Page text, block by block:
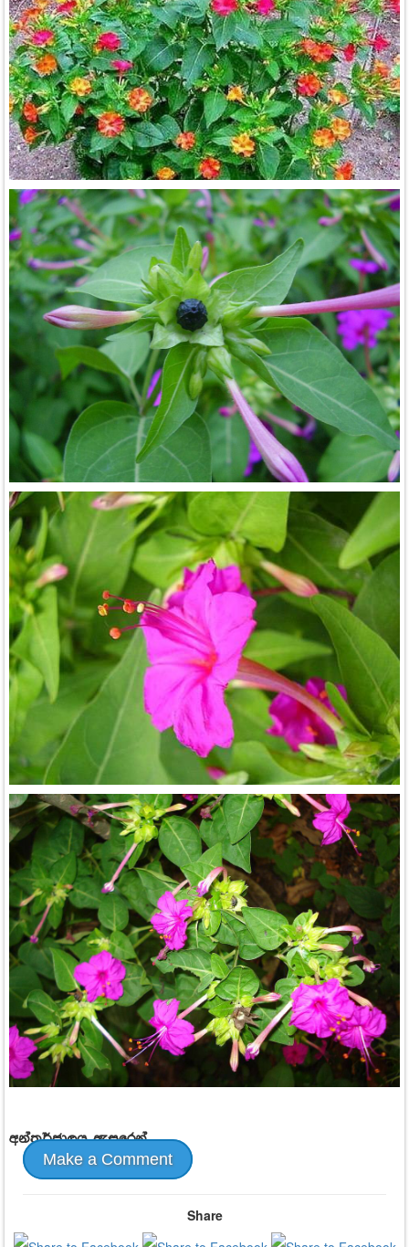
අන්තර්ජාලය ඇසුරෙන්...
Make a Comment
Share